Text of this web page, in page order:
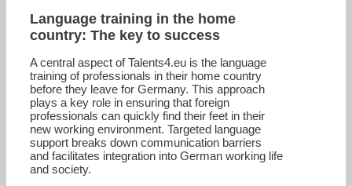
Language training in the home
country: The key to success
A central aspect of Talents4.eu is the language
training of professionals in their home country
before they leave for Germany. This approach
plays a key role in ensuring that foreign
professionals can quickly find their feet in their
new working environment. Targeted language
support breaks down communication barriers
and facilitates integration into German working life
and society.